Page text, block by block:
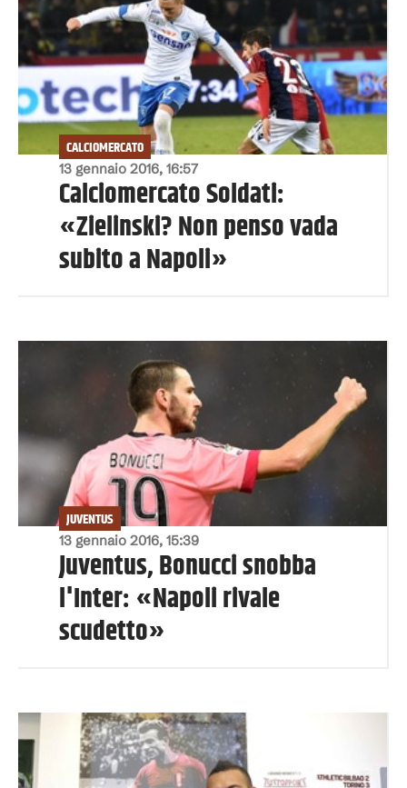
13 gennaio 2016, 16:57
CALCIOMERCATO
Calciomercato Soldati:
«Zielinski? Non penso vada
subito a Napoli»
13 gennaio 2016, 15:39
JUVENTUS
Juventus, Bonucci snobba
l'Inter: «Napoli rivale
scudetto»